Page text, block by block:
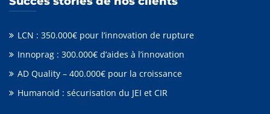
LCN : 350.000€ pour l’innovation de rupture
Innoprag : 300.000€ d’aides à l’innovation
AD Quality – 400.000€ pour la croissance
Humanoid : sécurisation du JEI et CIR